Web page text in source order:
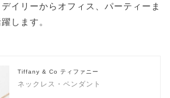
イリーからオフィス、パーティーま
します。
Tiffany & Co ティファニー
ネックレス・ペンダント